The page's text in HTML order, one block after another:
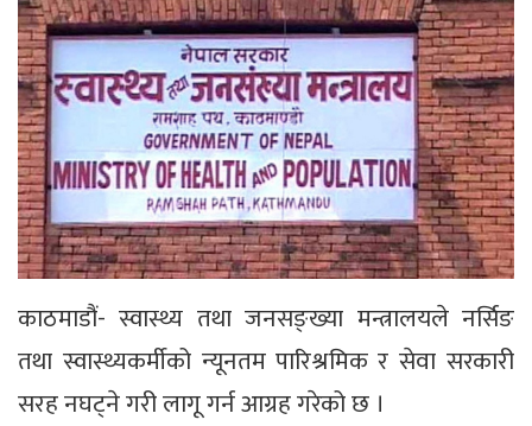
काठमाडौं- स्वास्थ्य तथा जनसङ्ख्या मन्त्रालयले नर्सिङ
तथा स्वास्थ्यकर्मीको न्यूनतम पारिश्रमिक र सेवा सरकारी
सरह नघट्ने गरी लागू गर्न आग्रह गरेको छ ।